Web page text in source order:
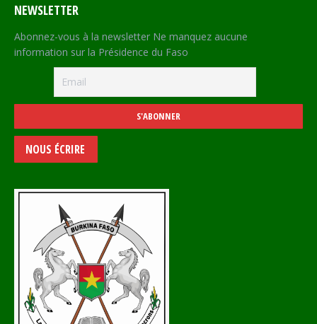
NEWSLETTER
Abonnez-vous à la newsletter Ne manquez aucune
information sur la Présidence du Faso
NOUS ÉCRIRE